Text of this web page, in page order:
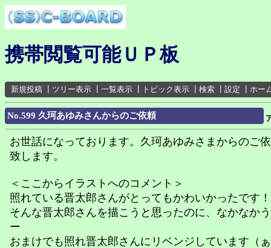
携帯閲覧可能ＵＰ板
新規投稿 ツリー表示 一覧表示 トピック表示 検索 設定 ホー
No.599 久珂あゆみさんからのご依頼
お世話になっております。久珂あゆみさまからのご
致します。
＜ここからイラストへのコメント＞
照れている晋太郎さんがとってもかわいかったです！
そんな晋太郎さんを描こうと思ったのに、なかなか
ー
おまけでも照れ晋太郎さんにリベンジしています（ぁ